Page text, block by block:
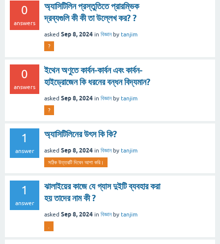
0
answers
অ্যাসিটিলিন প্রস্তুতিতে প্রারম্ভিক
দ্রব্যগুলি কী কী তা উল্লেখ কর? ?
asked Sep 8, 2024 in বিজ্ঞান by tanjim
?
0
answers
ইথেন অণুতে কার্বন-কার্বন এবং কার্বন-
হাইড্রোজেন কি ধরনের বন্ধন বিদ্যমান?
asked Sep 8, 2024 in বিজ্ঞান by tanjim
?
1
answer
অ্যাসিটিলিনের উৎস কি কি?
asked Sep 8, 2024 in বিজ্ঞান by tanjim
সঠিক উত্তরটি দিবেন আশা করি।
1
answer
ঝালাইয়ের কাজে যে গ্যাস দুইটি ব্যবহার করা
হয় তাদের নাম কী ?
asked Sep 8, 2024 in বিজ্ঞান by tanjim